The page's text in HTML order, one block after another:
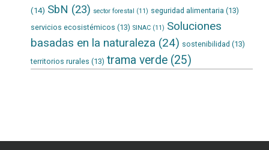
(14) SbN (23) sector forestal (11) seguridad alimentaria (13)
servicios ecosistémicos (13) SINAC(11) Soluciones
basadas en la naturaleza (24) sostenibilidad (13)
territorios rurales (13) trama verde(25)